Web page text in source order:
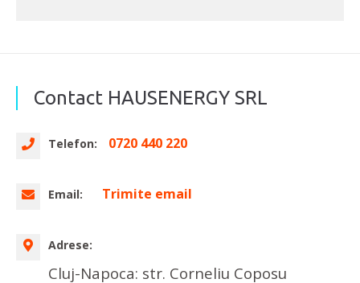
Contact HAUSENERGY SRL
Telefon: 0720 440 220
Email: Trimite email
Adrese:
Cluj-Napoca: str. Corneliu Coposu